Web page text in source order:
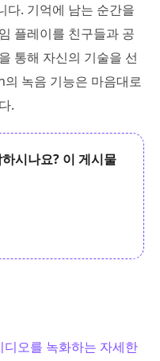
다. 기억에 남는 순간을
플레이를 친구들과 공
통해 자신의 기술을 선
녹음 기능은 마음대로
.
시나요? 이 게시물
오를 녹화하는 자세한